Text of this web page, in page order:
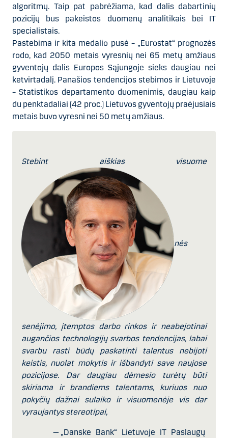
algoritmų. Taip pat pabrėžiama, kad dalis dabartinių
pozicijų bus pakeistos duomenų analitikais bei IT
specialistais.
Pastebima ir kita medalio pusė – „Eurostat“ prognozės
rodo, kad 2050 metais vyresnių nei 65 metų amžiaus
gyventojų dalis Europos Sąjungoje sieks daugiau nei
ketvirtadalį. Panašios tendencijos stebimos ir Lietuvoje
– Statistikos departamento duomenimis, daugiau kaip
du penktadaliai (42 proc.) Lietuvos gyventojų praėjusiais
metais buvo vyresni nei 50 metų amžiaus.
Stebint aiškias visuome
nės
senėjimo, įtemptos darbo rinkos ir neabejotinai
augančios technologijų svarbos tendencijas, labai
svarbu rasti būdų paskatinti talentus nebijoti
keistis, nuolat mokytis ir išbandyti save naujose
pozicijose. Dar daugiau dėmesio turėtų būti
skiriama ir brandiems talentams, kuriuos nuo
pokyčių dažnai sulaiko ir visuomenėje vis dar
vyraujantys stereotipai,
— „Danske Bank“ Lietuvoje IT Paslaugų